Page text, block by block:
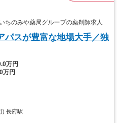
のみや薬局グループの薬剤師求人
パスが豊富な地場大手／独
万円
万円
) 長府駅